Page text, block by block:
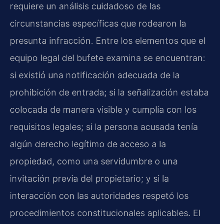
requiere un análisis cuidadoso de las
circunstancias específicas que rodearon la
presunta infracción. Entre los elementos que el
equipo legal del bufete examina se encuentran:
si existió una notificación adecuada de la
prohibición de entrada; si la señalización estaba
colocada de manera visible y cumplía con los
requisitos legales; si la persona acusada tenía
algún derecho legítimo de acceso a la
propiedad, como una servidumbre o una
invitación previa del propietario; y si la
interacción con las autoridades respetó los
procedimientos constitucionales aplicables. El